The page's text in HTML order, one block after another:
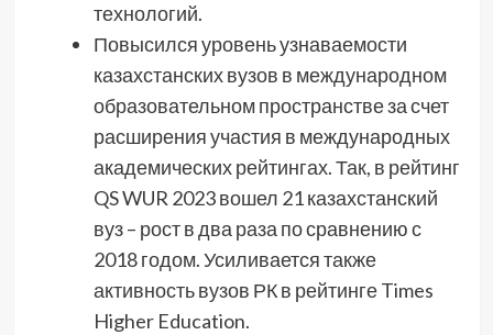
технологий.
Повысился уровень узнаваемости
казахстанских вузов в международном
образовательном пространстве за счет
расширения участия в международных
академических рейтингах. Так, в рейтинг
QS WUR 2023 вошел 21 казахстанский
вуз – рост в два раза по сравнению с
2018 годом. Усиливается также
активность вузов РК в рейтинге Times
Higher Education.